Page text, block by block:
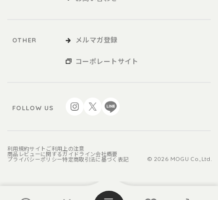
OTHER メルマガ登録
コーポレートサイト
FOLLOW US
利用規約サイトご利用上の注意
商品レビューに関するガイドライン会社概要
プライバシーポリシー特定商取引法に基づく表記 © 2026 MOGU Co.,Ltd.